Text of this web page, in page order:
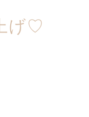
げ♡